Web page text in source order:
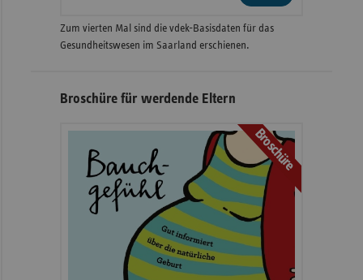
Zum vierten Mal sind die vdek-Basisdaten für das
Gesundheitswesen im Saarland erschienen.
Broschüre für werdende Eltern
Broschüre